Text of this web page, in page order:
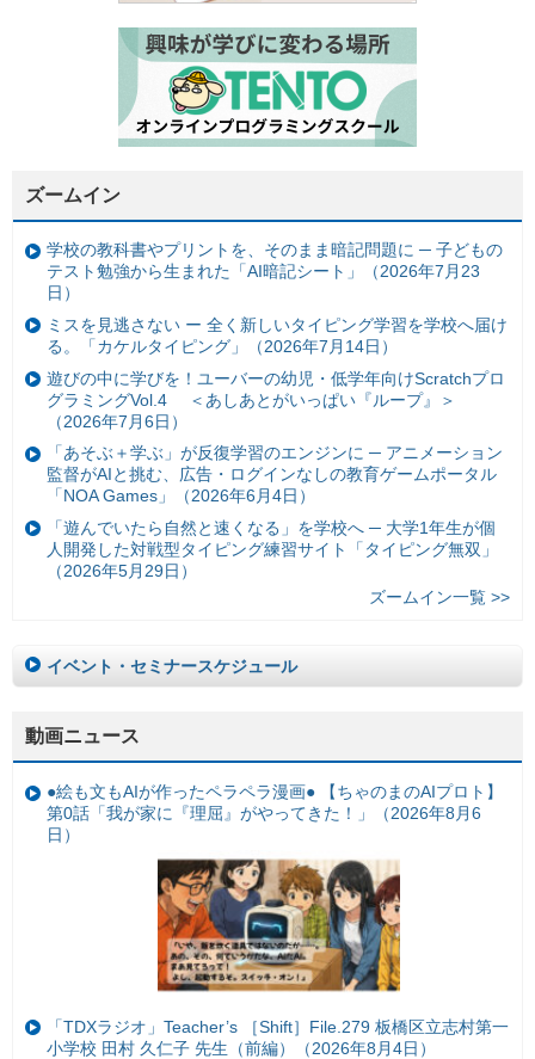
ズームイン
学校の教科書やプリントを、そのまま暗記問題に ─ 子どもの
テスト勉強から生まれた「AI暗記シート」（2026年7月23
日）
ミスを見逃さない ー 全く新しいタイピング学習を学校へ届け
る。「カケルタイピング」（2026年7月14日）
遊びの中に学びを！ユーバーの幼児・低学年向けScratchプロ
グラミングVol.4 ＜あしあとがいっぱい『ループ』＞
（2026年7月6日）
「あそぶ＋学ぶ」が反復学習のエンジンに ─ アニメーション
監督がAIと挑む、広告・ログインなしの教育ゲームポータル
「NOA Games」（2026年6月4日）
「遊んでいたら自然と速くなる」を学校へ ─ 大学1年生が個
人開発した対戦型タイピング練習サイト「タイピング無双」
（2026年5月29日）
ズームイン一覧 >>
イベント・セミナースケジュール
動画ニュース
●絵も文もAIが作ったペラペラ漫画● 【ちゃのまのAIプロト】
第0話「我が家に『理屈』がやってきた！」（2026年8月6
日）
「TDXラジオ」Teacher’s ［Shift］File.279 板橋区立志村第一
小学校 田村 久仁子 先生（前編）（2026年8月4日）